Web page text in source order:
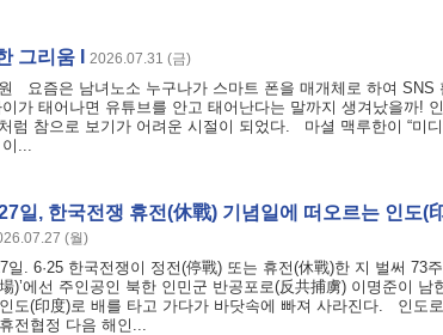
그리움 I 2026.07.31 (금)
요즘은 남녀노소 누구나가 스마트 폰을 매개체로 하여 SNS
가 태어나면 유튜브를 안고 태어난다는 말까지 생겨났을까!
럼 참으로 보기가 어려운 시절이 되었다. 마셜 맥루한이 “미
...
일, 한국전쟁 휴전(休戰) 기념일에 떠오르는 인도(
(월)
일. 6·25 한국전쟁이 정전(停戰) 또는 휴전(休戰)한 지 벌써 73
)’에선 주인공인 북한 인민군 반공포로(反共捕虜) 이명준이
도(印度)로 배를 타고 가다가 바닷속에 빠져 사라진다. 인도
전협정 다음 해인...